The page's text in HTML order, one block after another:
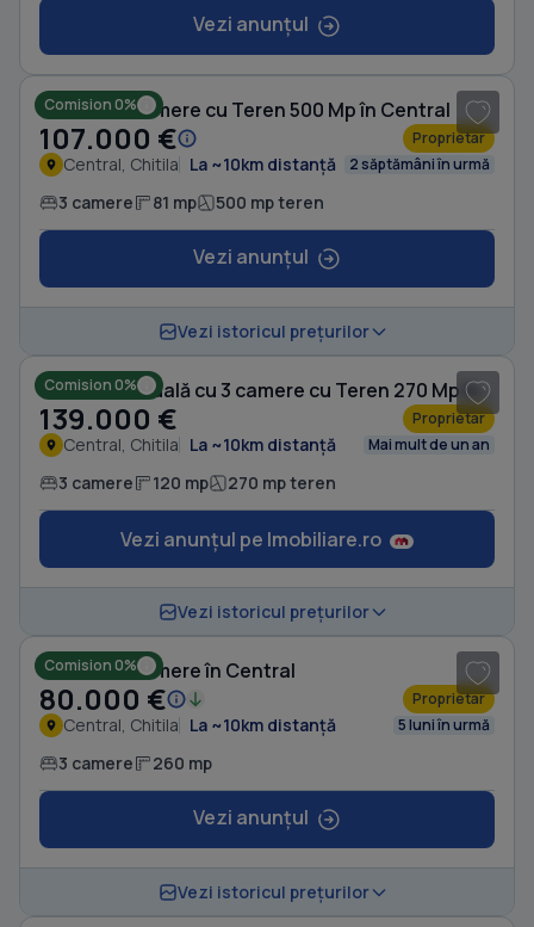
Vezi anunțul
Comision 0%
Casă cu 3 camere cu Teren 500 Mp în Central
107.000 € Proprietar
Central, Chitila La ~10km distanță 2 săptămâni în urmă
3 camere 81 mp 500 mp teren
Vezi anunțul
Vezi istoricul prețurilor
Comision 0% Casă individuală cu 3 camere cu Teren 270 Mp în Central
139.000 € Proprietar
Central, Chitila La ~10km distanță Mai mult de un an
3 camere 120 mp 270 mp teren
Vezi anunțul pe Imobiliare.ro
Vezi istoricul prețurilor
Comision 0%
Casă cu 3 camere în Central
80.000 € Proprietar
Central, Chitila La ~10km distanță 5 luni în urmă
3 camere 260 mp
Vezi anunțul
Vezi istoricul prețurilor